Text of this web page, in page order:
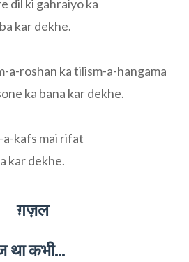
dil ki gahraiyo ka
kar dekhe.
a-roshan ka tilism-a-hangama
ka bana kar dekhe.
a-kafs mai rifat
kar dekhe.
ग़ज़ल
था कभी...